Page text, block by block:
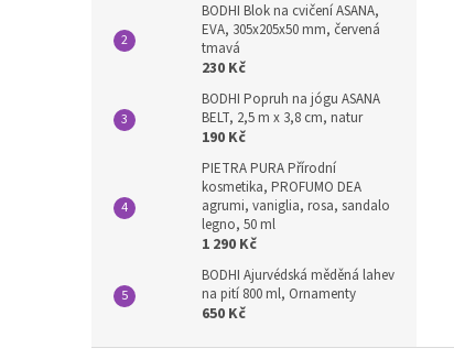
BODHI Blok na cvičení ASANA,
EVA, 305x205x50 mm, červená
tmavá
230 Kč
BODHI Popruh na jógu ASANA
BELT, 2,5 m x 3,8 cm, natur
190 Kč
PIETRA PURA Přírodní
kosmetika, PROFUMO DEA
agrumi, vaniglia, rosa, sandalo
legno, 50 ml
1 290 Kč
BODHI Ajurvédská měděná lahev
na pití 800 ml, Ornamenty
650 Kč